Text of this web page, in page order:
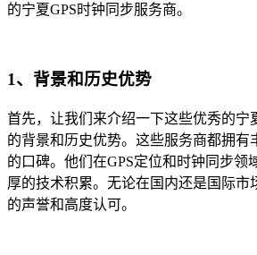
的宁夏GPS时钟同步服务商。
1、背景和历史优势
首先，让我们来介绍一下这些优秀的宁
的背景和历史优势。这些服务商都拥有
的口碑。他们在GPS定位和时钟同步领
厚的技术积累。无论在国内还是国际市
的声誉和高度认可。